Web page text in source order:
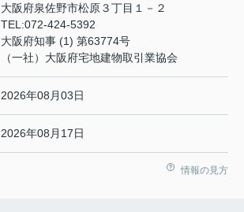
大阪府泉佐野市松原３丁目１－２
TEL:072-424-5392
大阪府知事 (1) 第63774号
（一社）大阪府宅地建物取引業協会
2026年08月03日
2026年08月17日
情報の見方